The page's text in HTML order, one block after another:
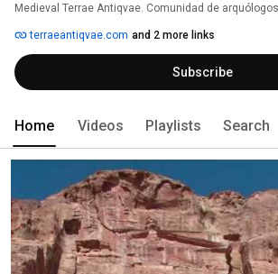
Medieval Terrae Antiqvae. Comunidad de
terraeantiqvae.com and 2 more links
Subscribe
Home Videos Playlists Search